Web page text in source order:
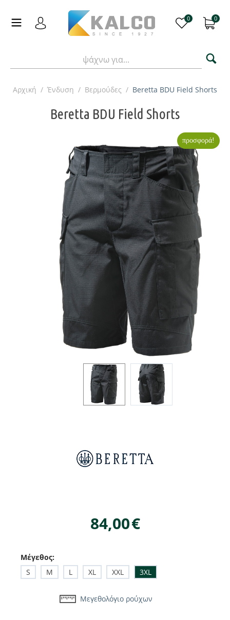
0 0
Αρχική / Ένδυση / Βερμούδες / Beretta BDU Field Shorts
Beretta BDU Field Shorts
προσφορά!
84,00€
Μέγεθος:
S
M L XL XXL 3XL
Μεγεθολόγιο ρούχων